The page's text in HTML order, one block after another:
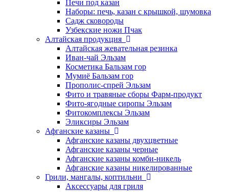
Печи под казан
Наборы: печь, казан с крышкой, шумовка
Садж сковороды
Узбекские ножи Пчак
Алтайская продукция
Алтайская жевательная резинка
Иван-чай Эльзам
Косметика Бальзам гор
Мумиё Бальзам гор
Прополис-спрей Эльзам
Фито и травяные сборы Фарм-продукт
Фито-ягодные сиропы Эльзам
Фитокомплексы Эльзам
Эликсиры Эльзам
Афганские казаны
Афганские казаны двухцветные
Афганские казаны черные
Афганские казаны комби-никель
Афганские казаны никелированные
Грили, мангалы, коптильни
Аксессуары для гриля